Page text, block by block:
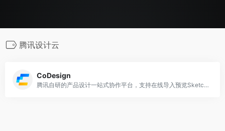
腾讯设计云
CoDesign
腾讯自研的产品设计一站式协作平台，支持在线导入预览Sketch设计稿、自动生成设计标注切图，灵活调用图标库、素材库，支持多种插件上传，让产品设计更轻松高效。